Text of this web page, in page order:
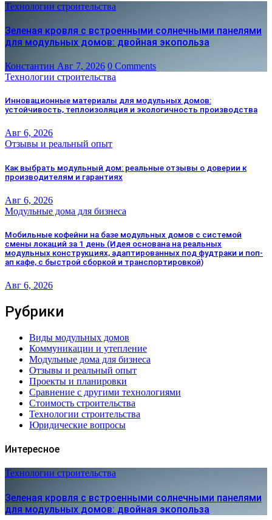
Технологии строительства
Зеленая кровля с встроенными солнечными панелями
для модульных домов: двойная экопольза
Константин Авг 7, 2026 0 Comments
Технологии строительства
Инновационные материалы для модульных домов:
устойчивость, теплоизоляция и экологичность производства
Авг 6, 2026
Отзывы и реальный опыт
Как выбрать модульный дом: реальные отзывы о доверии к
производителям и гарантиях
Авг 6, 2026
Модульные дома для бизнеса
Мобильные кофейни на базе модульных домов с системой
смены локаций за 1 день (Идея основана на реальных
модульных конструкциях, адаптированных под фудтраки и поп-
ап кафе, с быстрой сборкой и транспортировкой)
Авг 6, 2026
Рубрики
Виды модульных домов
Коммуникации и утепление
Модульные дома для бизнеса
Отзывы и реальный опыт
Проекты и планировки
Сравнение с другими технологиями
Стоимость строительства
Технологии строительства
Юридические вопросы
Интересное
Технологии строительства
Зеленая кровля с встроенными солнечными панелями
для модульных домов: двойная экопольза